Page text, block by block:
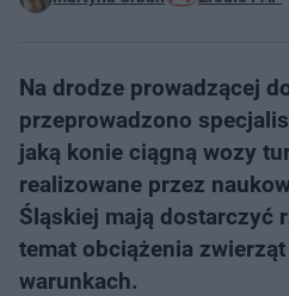
Na drodze prowadzącej
przeprowadzono
jaką konie ciągną wozy
realizowane przez
Śląskiej mają dostarczyć
temat obciążenia
warunkach.